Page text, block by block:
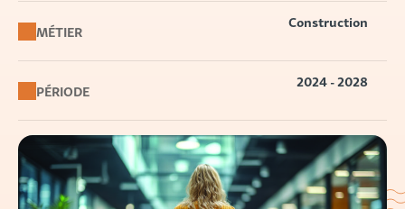
MÉTIER
Construction
PÉRIODE
2024 - 2028